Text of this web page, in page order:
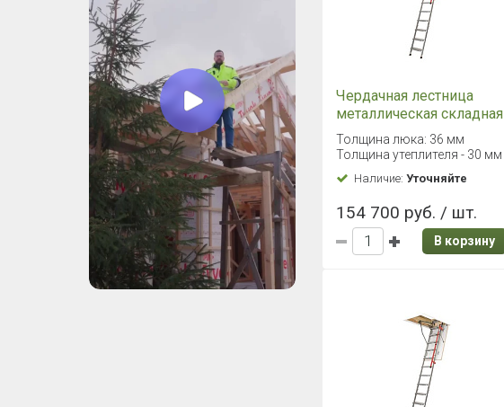
Чердачная лестница
металлическая складная
Fakro LML 60х130/305
Толщина люка: 36 мм
Толщина утеплителя - 30 мм
Наличие: Уточняйте
154 700 руб. / шт.
В корзину